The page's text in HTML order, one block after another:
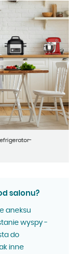
salonu?
aneksu
wyspy -
do
inne